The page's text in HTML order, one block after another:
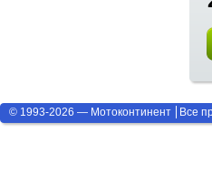
© 1993-2026 — Мотоконтинент Все